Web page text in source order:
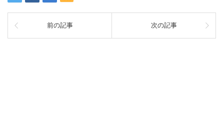
前の記事 次の記事